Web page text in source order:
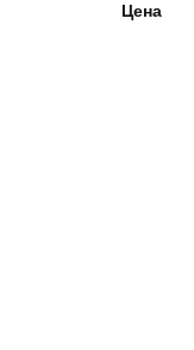
Цена